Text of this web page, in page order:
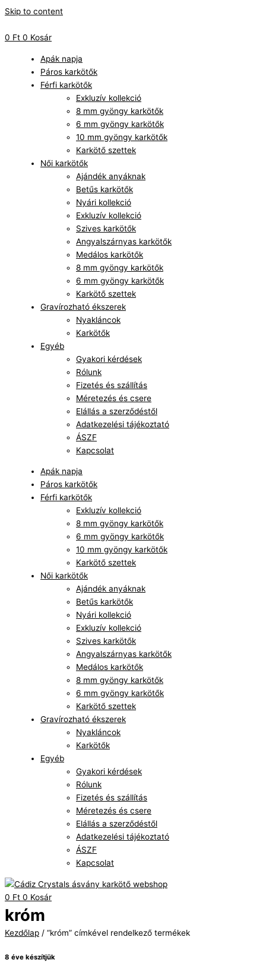
Skip to content
0 Ft 0 Kosár
Apák napja
Páros karkötők
Férfi karkötők
Exkluzív kollekció
8 mm gyöngy karkötők
6 mm gyöngy karkötők
10 mm gyöngy karkötők
Karkötő szettek
Női karkötők
Ajándék anyáknak
Betűs karkötők
Nyári kollekció
Exkluzív kollekció
Szives karkötők
Angyalszárnyas karkötők
Medálos karkötők
8 mm gyöngy karkötők
6 mm gyöngy karkötők
Karkötő szettek
Gravírozható ékszerek
Nyakláncok
Karkötők
Egyéb
Gyakori kérdések
Rólunk
Fizetés és szállítás
Méretezés és csere
Elállás a szerződéstől
Adatkezelési tájékoztató
ÁSZF
Kapcsolat
Apák napja
Páros karkötők
Férfi karkötők
Exkluzív kollekció
8 mm gyöngy karkötők
6 mm gyöngy karkötők
10 mm gyöngy karkötők
Karkötő szettek
Női karkötők
Ajándék anyáknak
Betűs karkötők
Nyári kollekció
Exkluzív kollekció
Szives karkötők
Angyalszárnyas karkötők
Medálos karkötők
8 mm gyöngy karkötők
6 mm gyöngy karkötők
Karkötő szettek
Gravírozható ékszerek
Nyakláncok
Karkötők
Egyéb
Gyakori kérdések
Rólunk
Fizetés és szállítás
Méretezés és csere
Elállás a szerződéstől
Adatkezelési tájékoztató
ÁSZF
Kapcsolat
0 Ft 0 Kosár
króm
Kezdőlap / “króm” címkével rendelkező termékek
8 éve készítjük